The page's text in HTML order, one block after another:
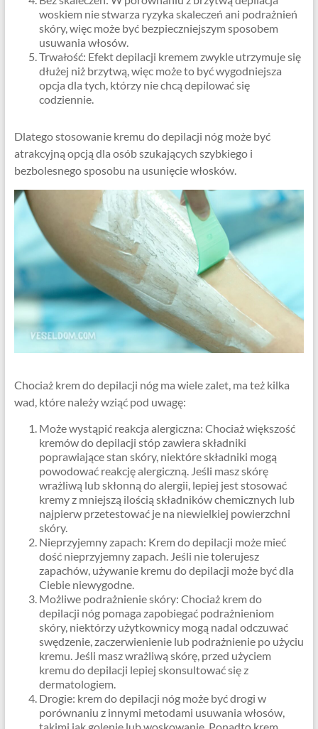
woskiem nie stwarza ryzyka skaleczeń ani podrażnień
skóry, więc może być bezpieczniejszym sposobem
usuwania włosów.
Trwałość: Efekt depilacji kremem zwykle utrzymuje się
dłużej niż brzytwą, więc może to być wygodniejsza
opcja dla tych, którzy nie chcą depilować się
codziennie.
Dlatego stosowanie kremu do depilacji nóg może być
atrakcyjną opcją dla osób szukających szybkiego i
bezbolesnego sposobu na usunięcie włosków.
Chociaż krem ​​do depilacji nóg ma wiele zalet, ma też kilka
wad, które należy wziąć pod uwagę:
Może wystąpić reakcja alergiczna: Chociaż większość
kremów do depilacji stóp zawiera składniki
poprawiające stan skóry, niektóre składniki mogą
powodować reakcję alergiczną. Jeśli masz skórę
wrażliwą lub skłonną do alergii, lepiej jest stosować
kremy z mniejszą ilością składników chemicznych lub
najpierw przetestować je na niewielkiej powierzchni
skóry.
Nieprzyjemny zapach: Krem do depilacji może mieć
dość nieprzyjemny zapach. Jeśli nie tolerujesz
zapachów, używanie kremu do depilacji może być dla
Ciebie niewygodne.
Możliwe podrażnienie skóry: Chociaż krem ​​do
depilacji nóg pomaga zapobiegać podrażnieniom
skóry, niektórzy użytkownicy mogą nadal odczuwać
swędzenie, zaczerwienienie lub podrażnienie po użyciu
kremu. Jeśli masz wrażliwą skórę, przed użyciem
kremu do depilacji lepiej skonsultować się z
dermatologiem.
Drogie: krem ​​do depilacji nóg może być drogi w
porównaniu z innymi metodami usuwania włosów,
takimi jak golenie lub woskowanie. Ponadto krem ​​